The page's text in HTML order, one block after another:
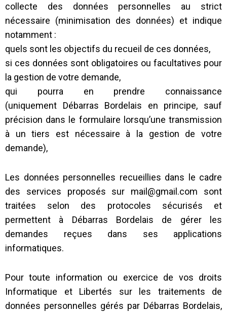
collecte des données personnelles au strict
nécessaire (minimisation des données) et indique
notamment :
quels sont les objectifs du recueil de ces données,
si ces données sont obligatoires ou facultatives pour
la gestion de votre demande,
qui pourra en prendre connaissance
(uniquement Débarras Bordelais en principe, sauf
précision dans le formulaire lorsqu’une transmission
à un tiers est nécessaire à la gestion de votre
demande),
Les données personnelles recueillies dans le cadre
des services proposés sur mail@gmail.com sont
traitées selon des protocoles sécurisés et
permettent à Débarras Bordelais de gérer les
demandes reçues dans ses applications
informatiques.
Pour toute information ou exercice de vos droits
Informatique et Libertés sur les traitements de
données personnelles gérés par Débarras Bordelais,